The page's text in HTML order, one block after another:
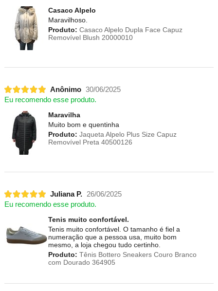
Casaco Alpelo
Maravilhoso.
Produto: Casaco Alpelo Dupla Face Capuz
Removível Blush 20000010
Anônimo 30/06/2025
Eu recomendo esse produto.
Maravilha
Muito bom e quentinha
Produto: Jaqueta Alpelo Plus Size Capuz
Removível Preta 40500126
Juliana P.
26/06/2025
Eu recomendo esse produto.
Tenis muito confortável.
Tenis muito confortável. O tamanho é fiel a
numeração que a pessoa usa, muito bom
mesmo, a loja chegou tudo certinho.
Produto: Tênis Bottero Sneakers Couro Branco
com Dourado 364905